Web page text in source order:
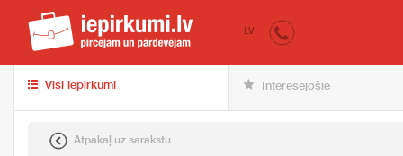
iepirkumi.lv
LV
Visi iepirkumi Interesējošie
Atpakaļ uz sarakstu